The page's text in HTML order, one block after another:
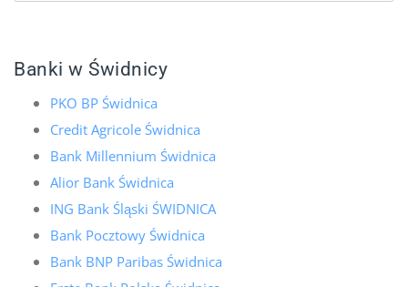
Banki w Świdnicy
PKO BP Świdnica
Credit Agricole Świdnica
Bank Millennium Świdnica
Alior Bank Świdnica
ING Bank Śląski ŚWIDNICA
Bank Pocztowy Świdnica
Bank BNP Paribas Świdnica